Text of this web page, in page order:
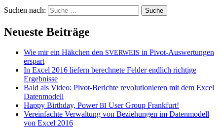
Suchen nach:
Neueste Beiträge
Wie mir ein Häkchen den SVERWEIS in Pivot-Auswertungen
erspart
In Excel 2016 liefern berechnete Felder endlich richtige
Ergebnisse
Bald als Video: Pivot-Berichte revolutionieren mit dem Excel
Datenmodell
Happy Birthday, PowerBI User Group Frankfurt!
Vereinfachte Verwaltung von Beziehungen im Datenmodell
von Excel 2016